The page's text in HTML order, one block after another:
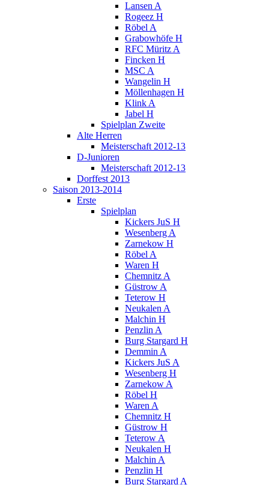
Lansen A
Rogeez H
Röbel A
Grabowhöfe H
RFC Müritz A
Fincken H
MSC A
Wangelin H
Möllenhagen H
Klink A
Jabel H
Spielplan Zweite
Alte Herren
Meisterschaft 2012-13
D-Junioren
Meisterschaft 2012-13
Dorffest 2013
Saison 2013-2014
Erste
Spielplan
Kickers JuS H
Wesenberg A
Zarnekow H
Röbel A
Waren H
Chemnitz A
Güstrow A
Teterow H
Neukalen A
Malchin H
Penzlin A
Burg Stargard H
Demmin A
Kickers JuS A
Wesenberg H
Zarnekow A
Röbel H
Waren A
Chemnitz H
Güstrow H
Teterow A
Neukalen H
Malchin A
Penzlin H
Burg Stargard A